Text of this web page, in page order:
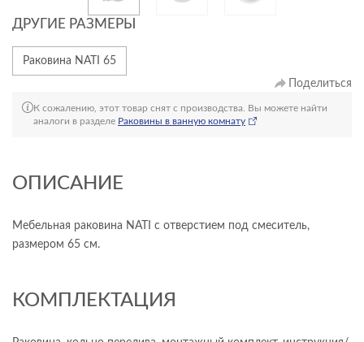
ДРУГИЕ РАЗМЕРЫ
Раковина NATI 65
Поделиться
К сожалению, этот товар снят с производства. Вы можете найти
аналоги в разделе Раковины в ванную комнату
ОПИСАНИЕ
Мебельная раковина NATI с отверстием под смеситель,
размером 65 см.
КОМПЛЕКТАЦИЯ